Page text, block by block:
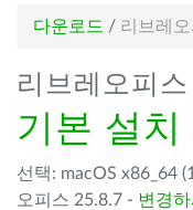
다운로드 / 리브레
리브레오피
기본 설치
선택: macOS x86_64
오피스 25.8.7 - 변경